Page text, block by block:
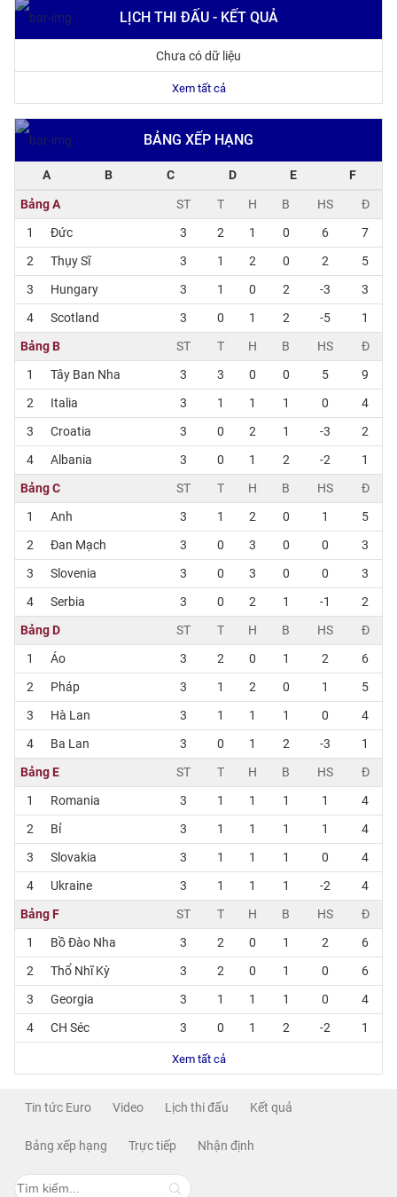
LỊCH THI ĐẤU - KẾT QUẢ
Chưa có dữ liệu
Xem tất cả
BẢNG XẾP HẠNG
A B C D E F
Bảng A ST T H B HS
Đ
1
Đức 3 2 1 0 6
7
2
Thụy Sĩ 3 1 2 0 2
5
3
Hungary 3 1 0 2 -3
3
4
Scotland 3 0 1 2 -5
1
Bảng B
ST T H B HS
Đ
1
Tây Ban Nha 3 3 0 0 5
9
2
Italia 3 1 1 1 0
4
3
Croatia 3 0 2 1 -3
2
4
Albania 3 0 1 2 -2
1
Bảng C
ST T H B HS
Đ
1
Anh 3 1 2 0 1
5
2
Đan Mạch 3 0 3 0 0
3
3
Slovenia 3 0 3 0 0
3
4
Serbia 3 0 2 1 -1
2
Bảng D
ST T H B HS
Đ
1
Áo 3 2 0 1 2
6
2
Pháp 3 1 2 0 1
5
3
Hà Lan 3 1 1 1 0
4
4
Ba Lan 3 0 1 2 -3
1
Bảng E
ST T H B HS
Đ
1
Romania 3 1 1 1 1
4
2
Bỉ 3 1 1 1 1
4
3
Slovakia 3 1 1 1 0
4
4
Ukraine 3 1 1 1 -2
4
Bảng F
ST T H B HS
Đ
1
Bồ Đào Nha 3 2 0 1 2
6
2
Thổ Nhĩ Kỳ 3 2 0 1 0
6
3
Georgia 3 1 1 1 0
4
4
CH Séc 3 0 1 2 -2 1
Xem tất cả
Tin tức Euro Video Lịch thi đấu Kết quả
Bảng xếp hạng Trực tiếp Nhận định